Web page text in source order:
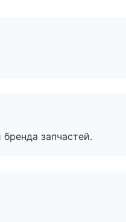
запчастей.